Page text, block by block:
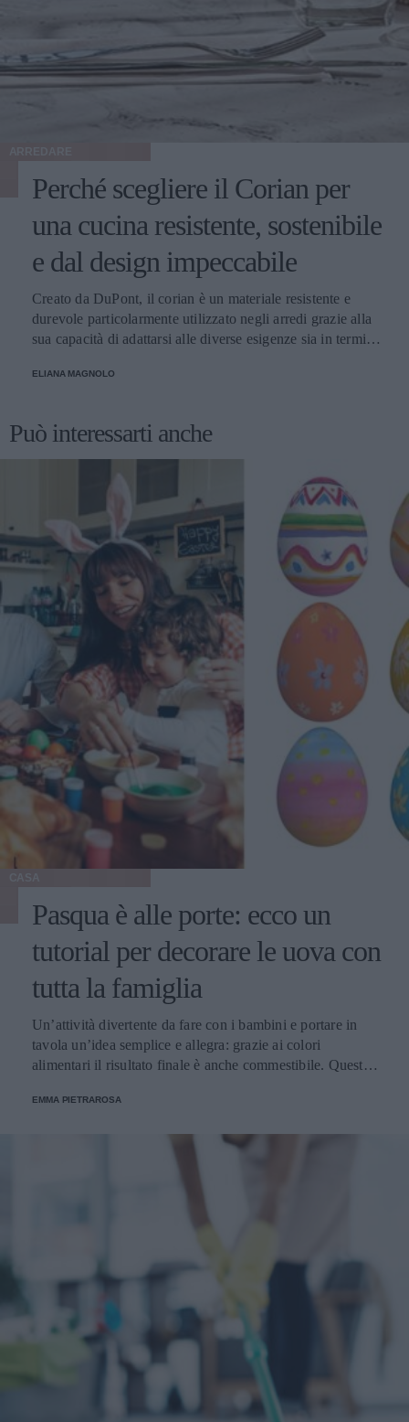
Perché scegliere il Corian per
una cucina resistente, sostenibile
e dal design impeccabile
Creato da DuPont, il corian è un materiale resistente e
durevole particolarmente utilizzato negli arredi grazie alla
sua capacità di adattarsi alle diverse esigenze sia in termini
perché è adatto alla cucina di casa!
ELIANA MAGNOLO
Può interessarti anche
Pasqua è alle porte: ecco un
tutorial per decorare le uova con
tutta la famiglia
Un’attività divertente da fare con i bambini e portare in
tavola un’idea semplice e allegra: grazie ai colori
alimentari il risultato finale è anche commestibile. Questa è
oggi è molto sentita.
EMMA PIETRAROSA